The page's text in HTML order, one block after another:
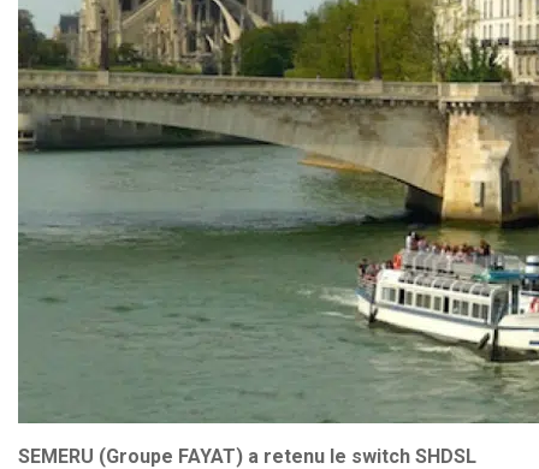
SEMERU (Groupe FAYAT) a retenu le switch SHDSL